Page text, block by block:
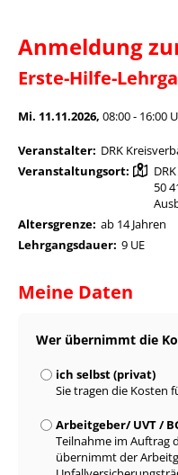
Anmeldung
Erste-Hilfe-
Mi. 11.11.2026, 08:00 - 16:00
Veranstalter: DRK
Veranstaltungsort:
50
Altersgrenze: ab 14 Jahren
Lehrgangsdauer: 9 UE
Meine Daten
Wer übernimmt die
ich selbst (privat)
Sie tragen die Kosten
Arbeitgeber/ UVT /
Teilnahme im Auftrag
übernimmt der